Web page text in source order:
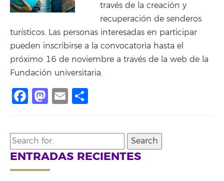
través de la creación y
recuperación de senderos
turísticos. Las personas interesadas en participar
pueden inscribirse a la convocatoria hasta el
próximo 16 de noviembre a través de la web de la
Fundación universitaria.
Facebook
Mastodon
Email
Search
for:
ENTRADAS RECIENTES